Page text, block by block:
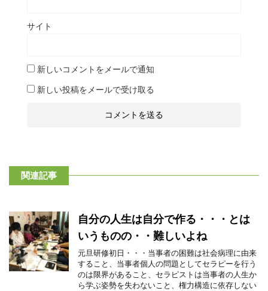
サイト
新しいコメントをメールで通知
新しい投稿をメールで受け取る
関連記事
自分の人生は自分で作る・・・とは
いうものの・・難しいよね
元旦研修初日・・・当事者の困難は社会病理に由来
すること、当事者個人の問題としてセラピーを行う
のは限界があること、セラピストは当事者の人生か
ら学ぶ姿勢を失わないこと、権力構造に依存しない